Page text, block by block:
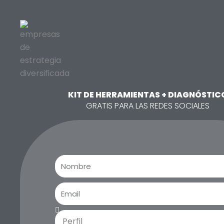
KIT DE HERRAMIENTAS +
GRATIS PARA LAS REDES SOCIALES